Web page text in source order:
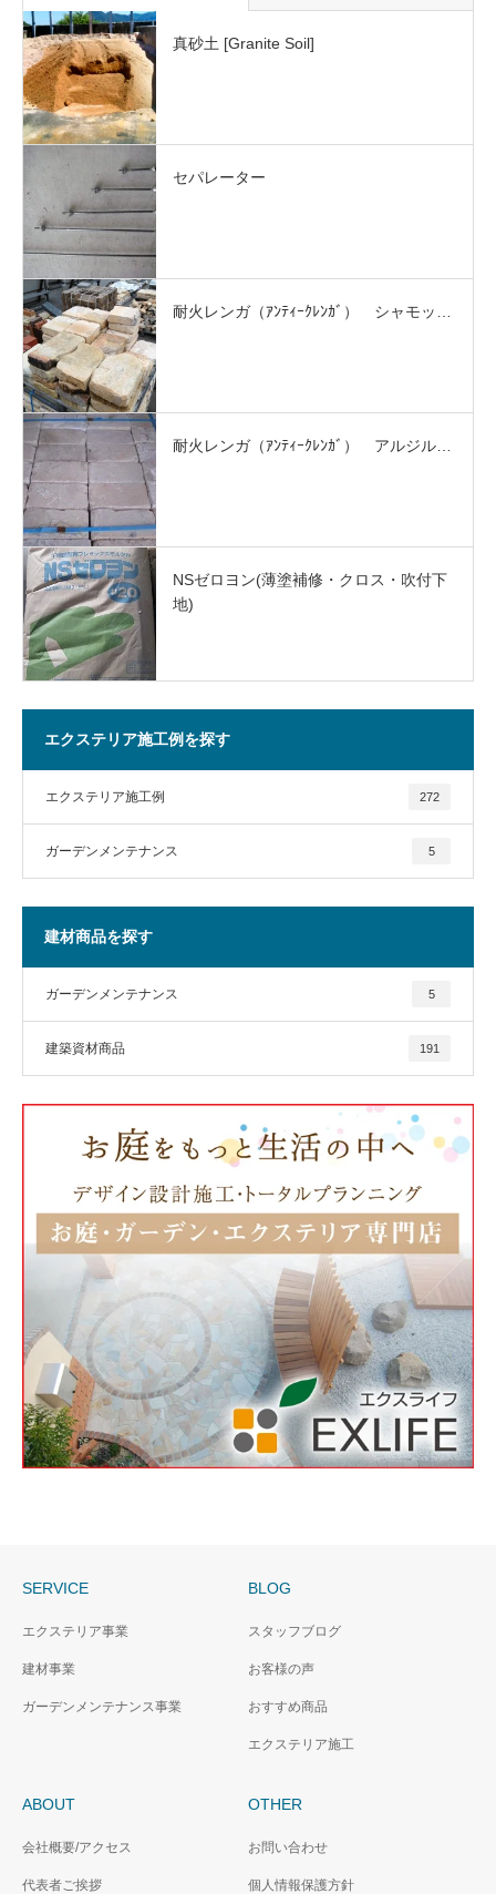
真砂土 [Granite Soil]
セパレーター
耐火レンガ（ｱﾝﾃｨｰｸﾚﾝｶﾞ） シャモッ…
耐火レンガ（ｱﾝﾃｨｰｸﾚﾝｶﾞ） アルジル…
NSゼロヨン(薄塗補修・クロス・吹付下
地)
エクステリア施工例を探す
エクステリア施工例 272
ガーデンメンテナンス 5
建材商品を探す
ガーデンメンテナンス 5
建築資材商品 191
SERVICE
エクステリア事業
建材事業
ガーデンメンテナンス事業
BLOG
スタッフブログ
お客様の声
おすすめ商品
エクステリア施工
ABOUT
会社概要/アクセス
代表者ご挨拶
OTHER
お問い合わせ
個人情報保護方針